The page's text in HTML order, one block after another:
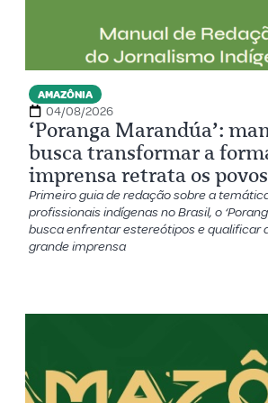
AMAZÔNIA
04/08/2026
‘Poranga Marandúa’:
busca transformar a
imprensa retrata os
Primeiro guia de redação sobre a
profissionais indígenas no Brasil, o
busca enfrentar estereótipos e qualificar
grande imprensa